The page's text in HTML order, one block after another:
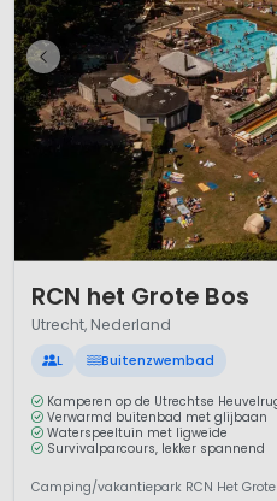
RCN het Grote Bos
Utrecht, Nederland
L Buitenzwembad
Kamperen op de Utrechtse
Verwarmd buitenbad met glijbaan
Waterspeeltuin met ligweide
Survivalparcours, lekker spannend
Camping/vakantiepark RCN Het